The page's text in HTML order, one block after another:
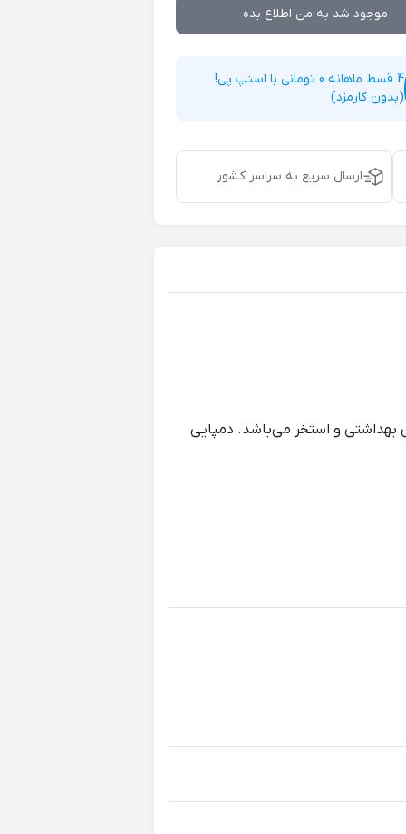
موجود شد به من اطلاع بده
4 قسط ماهانه 0 تومانی با اسنپ پی!
(بدون کارمزد)
ارسال سریع به سراسر کشور
بهداشتی و استخر می‌باشد. دمپایی